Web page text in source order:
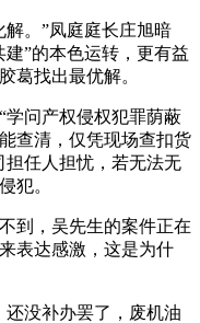
。”凤庭庭长庄旭暗
”的本色运转，更有益
葛找出最优解。
问产权侵权犯罪荫蔽
查清，仅凭现场查扣货
担任人担忧，若无法无
犯。
，吴先生的案件正在
表达感激，这是为什
没补办罢了，废机油